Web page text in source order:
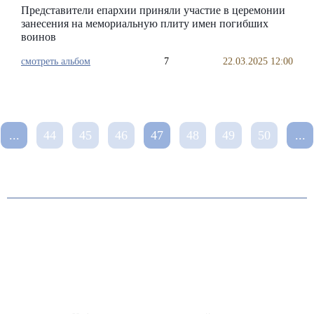
Представители епархии приняли участие в церемонии
занесения на мемориальную плиту имен погибших
воинов
смотреть альбом 7 22.03.2025 12:00
... 44 45 46 47 48 49 50 ...